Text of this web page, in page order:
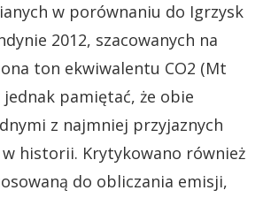
w porównaniu do Igrzysk
2012, szacowanych na
ton ekwiwalentu CO2 (Mt
jednak pamiętać, że obie
z najmniej przyjaznych
historii. Krytykowano również
do obliczania emisji,